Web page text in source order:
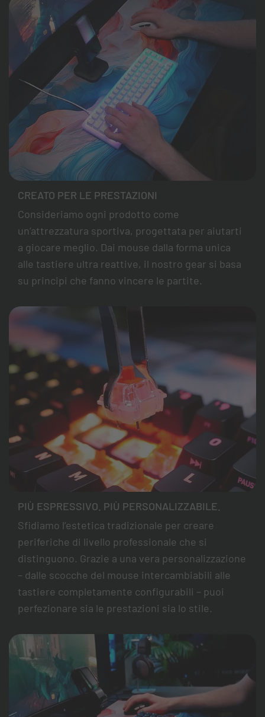
CREATO PER LE PRESTAZIONI
Consideriamo ogni prodotto come
un’attrezzatura sportiva, progettata per aiutarti
a giocare meglio. Dai mouse dalla forma unica
alle tastiere ultra reattive, il nostro gear si basa
su principi che fanno vincere le partite.
PIÙ ESPRESSIVO. PIÙ PERSONALIZZABILE.
Sfidiamo l’estetica tradizionale per creare
periferiche di livello professionale che si
distinguono. Grazie a una vera personalizzazione
– dalle scocche del mouse intercambiabili alle
tastiere completamente configurabili – puoi
perfezionare sia le prestazioni sia lo stile.